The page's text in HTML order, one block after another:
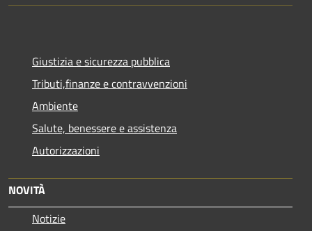
Giustizia e sicurezza pubblica
Tributi,finanze e contravvenzioni
Ambiente
Salute, benessere e assistenza
Autorizzazioni
NOVITÀ
Notizie